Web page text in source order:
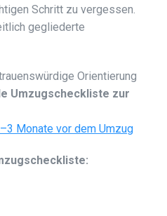
Schritt zu vergessen.
gegliederte
Orientierung
Umzugscheckliste zur
Monate vor dem Umzug